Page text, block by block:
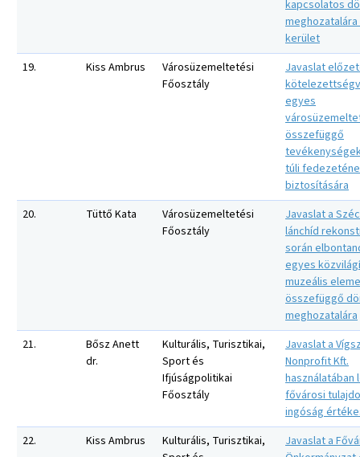
kapcsolatos
meghozatalára
kerület
19.
Kiss Ambrus
Városüzemeltetési
Főosztály
Javaslat
egyes
összefüggő
túli
biztosítására
20.
Tüttő Kata
Városüzemeltetési
Főosztály
Javaslat a
lánchíd
során
egyes
muzeális
összefüggő
meghozatalára
21.
Bősz Anett
dr.
Kulturális, Turisztikai,
Sport és
Ifjúságpolitikai
Főosztály
Javaslat a
Nonprofit Kft.
használatában
fővárosi
ingóság
22.
Kiss Ambrus
Kulturális, Turisztikai,
Javaslat a